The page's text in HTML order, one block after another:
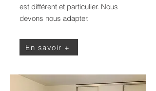
est différent et particulier. Nous
devons nous adapter.
En savoir +